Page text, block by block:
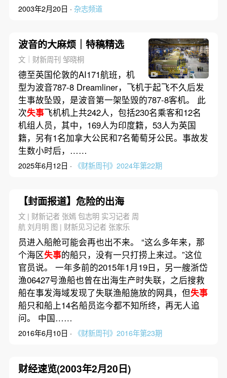
2003年2月20日 · 杂志频道
波音的大麻烦｜特稿精选
文｜财新周刊 邹晓桐
德至英国伦敦的AI171航班，机
型为波音787-8 Dreamliner，飞机于起飞不久后发
生事故坠毁，是波音第一架坠毁的787-8客机。 此
次失事飞机机上共242人，包括230名乘客和12名
机组人员，其中，169人为印度籍，53人为英国
籍，另有1名加拿大公民和7名葡萄牙公民。事故发
生数小时后，……
2025年6月12日 · 《财新周刊》2024年第22期
【封面报道】危险的出海
文 | 财新记者 张嫣 包志明 实习记者 周
航 刘月明 图 | 财新见习记者 张家乐
员进入船舱可能会再也出不来。 “这么多年来，那
个海区失事的船只，没有一只打捞上来过。”这位
官员说。 一年多前的2015年1月19日，另一艘浙岱
渔06427号渔船也曾在出海生产时失联，之后搜救
船在事发海域发现了失联渔船施放的网具，但失事
船只和船上14名船员迄今都不知所终，再无人追
问。 中国……
2016年6月10日 · 《财新周刊》2016年第23期
财经速览(2003年2月20日)